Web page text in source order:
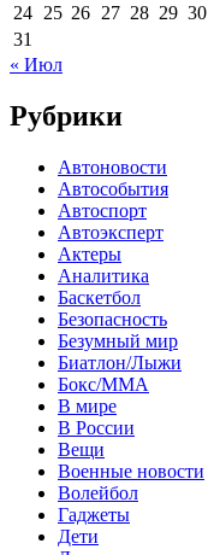
24 25 26 27 28 29 30
31
« Июл
Рубрики
Автоновости
Автособытия
Автоспорт
Автоэксперт
Актеры
Аналитика
Баскетбол
Безопасность
Безумный мир
Биатлон/Лыжи
Бокс/MMA
В мире
В России
Вещи
Военные новости
Волейбол
Гаджеты
Дети